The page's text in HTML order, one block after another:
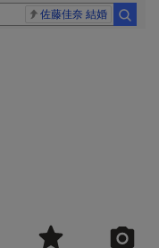
佐藤佳奈 結婚